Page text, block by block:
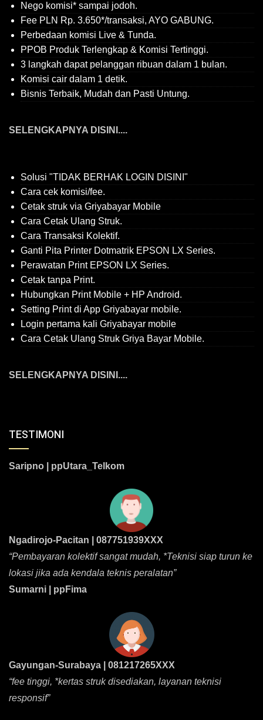
Nego komisi* sampai jodoh.
Fee PLN Rp. 3.650*/transaksi, AYO GABUNG.
Perbedaan komisi Live & Tunda.
PPOB Produk Terlengkap & Komisi Tertinggi.
3 langkah dapat pelanggan ribuan dalam 1 bulan.
Komisi cair dalam 1 detik.
Bisnis Terbaik, Mudah dan Pasti Untung.
SELENGKAPNYA DISINI....
Solusi "TIDAK BERHAK LOGIN DISINI"
Cara cek komisi/fee.
Cetak struk via Griyabayar Mobile
Cara Cetak Ulang Struk.
Cara Transaksi Kolektif.
Ganti Pita Printer Dotmatrik EPSON LX Series.
Perawatan Print EPSON LX Series.
Cetak tanpa Print.
Hubungkan Print Mobile + HP Android.
Setting Print di App Griyabayar mobile.
Login pertama kali Griyabayar mobile
Cara Cetak Ulang Struk Griya Bayar Mobile.
SELENGKAPNYA DISINI....
TESTIMONI
Saripno | ppUtara_Telkom
Ngadirojo-Pacitan | 087751939XXX
“Pembayaran kolektif sangat mudah, *Teknisi siap turun ke
lokasi jika ada kendala teknis peralatan”
Sumarni | ppFima
Gayungan-Surabaya | 081217265XXX
“fee tinggi, *kertas struk disediakan, layanan teknisi
responsif”